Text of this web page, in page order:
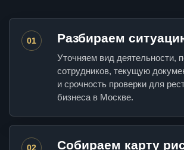
01 Разбираем
Уточняем вид деятельности,
сотрудников, текущую
и срочность проверки для
бизнеса в Москве.
02 Собираем карту